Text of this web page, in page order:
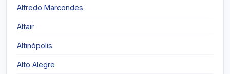
Alfredo Marcondes
Altair
Altinópolis
Alto Alegre